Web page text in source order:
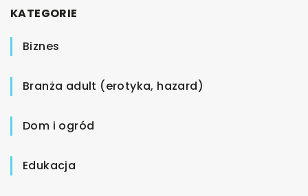
KATEGORIE
Biznes
Branża adult (erotyka, hazard)
Dom i ogród
Edukacja